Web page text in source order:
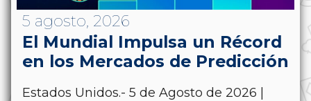
5 agosto, 2026
El Mundial Impulsa un Récord
en los Mercados de Predicción
Estados Unidos.- 5 de Agosto de 2026 |